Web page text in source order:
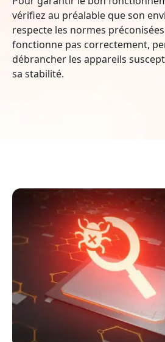
vérifiez au préalable que son
respecte les normes
fonctionne pas correctement,
débrancher les appareils
sa stabilité.